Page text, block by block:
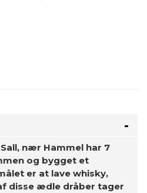
nær Hammel har 7
og bygget et
er at lave whisky,
disse ædle dråber tager